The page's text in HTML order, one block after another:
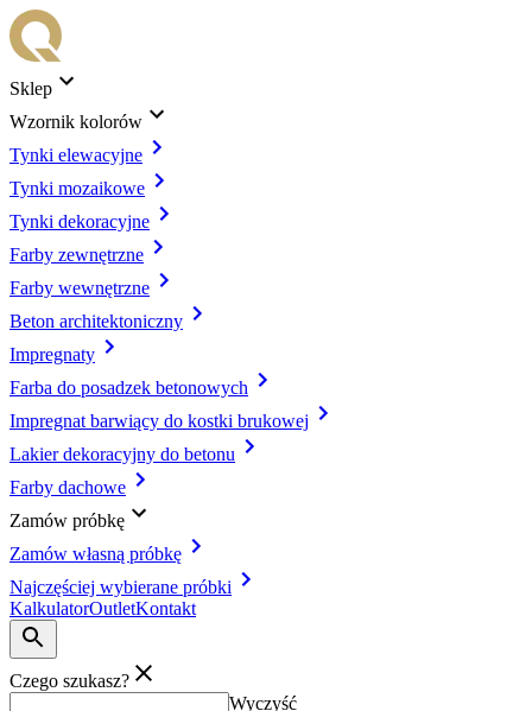
Sklep
Wzornik kolorów
Tynki elewacyjne
Tynki mozaikowe
Tynki dekoracyjne
Farby zewnętrzne
Farby wewnętrzne
Beton architektoniczny
Impregnaty
Farba do posadzek betonowych
Impregnat barwiący do kostki brukowej
Lakier dekoracyjny do betonu
Farby dachowe
Zamów próbkę
Zamów własną próbkę
Najczęściej wybierane próbki
KalkulatorOutletKontakt
Czego szukasz?
Wyczyść